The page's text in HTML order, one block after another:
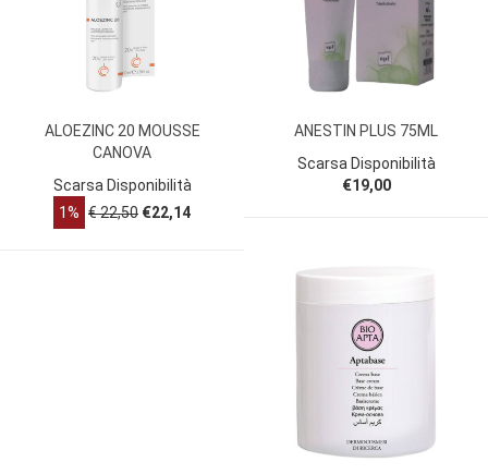
ALOEZINC 20 MOUSSE
CANOVA
Scarsa Disponibilità
1% € 22,50 €22,14
ANESTIN PLUS 75ML
Scarsa Disponibilità
€19,00